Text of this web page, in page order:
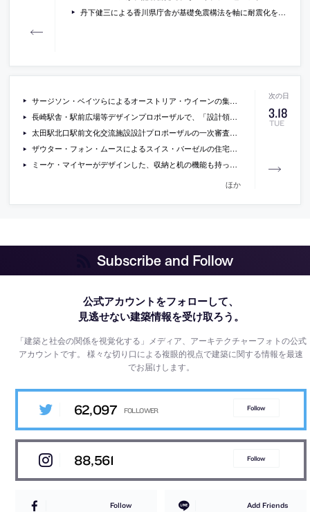
丹下健三による香川県庁舎が基礎免震構法を軸に耐震化を検討へ
3.18
TUE
サージソン・ベイツらによるオーストリア・ウイーンの集合住宅の写真など
長崎駅舎・駅前広場等デザインプロポーザルで、「設計領域」が優秀者に。次点は内藤廣。
太田駅北口駅前文化交流施設設計プロポーザルの一次審査結果
ザウター・フォン・ムースによるスイス・バーゼルの住宅の増築「House with a Tree」の写真など
ミーケ・マイヤーがデザインした、収納と机の機能も持った階段の写真
ほか
Subscribe and Follow
公式アカウントをフォローして、
見逃せない建築情報を受け取ろう。
「建築と社会の関係を視覚化する」メディア、アーキテクチャーフォトの公式
アカウントです。様々な切り口による複眼的視点で建築に関する情報を最速
でお届けします。
62,097 Follow
88,561 Follow
Follow Add Friends